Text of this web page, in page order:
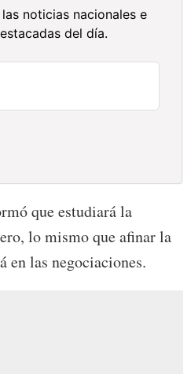
noticias nacionales e
del día.
que estudiará la
lo mismo que afinar la
en las negociaciones.